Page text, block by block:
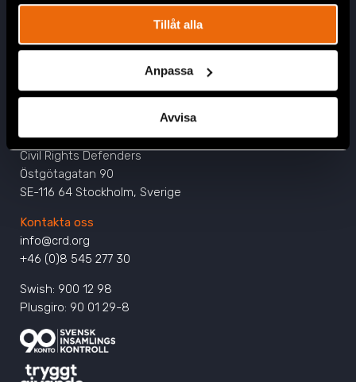
Tillåt alla
Anpassa
Avvisa
Civil Rights Defenders
Östgötagatan 90
SE-116 64 Stockholm, Sverige
Kontakta oss
info@crd.org
+46 (0)8 545 277 30
Swish: 900 12 98
Plusgiro: 90 01 29-8